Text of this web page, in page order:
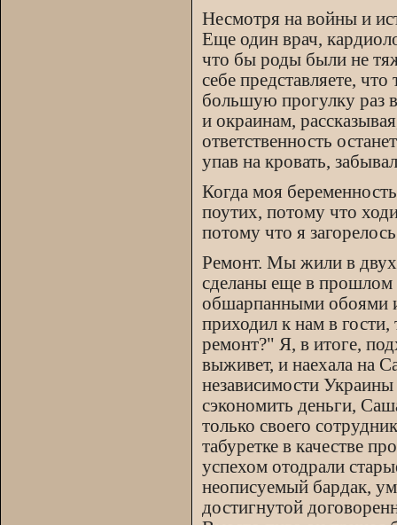
Несмотря на войны и
Еще один врач,
что бы роды были не
себе представляете,
большую прогулку раз
и окраинам,
ответственность
упав на кровать,
Когда моя
поутих, потому что
потому что я
Ремонт. Мы жили в
сделаны еще в прошлом
обшарпанными обоями
приходил к нам в
ремонт?" Я, в итоге,
выживет, и наехала на
независимости
сэкономить деньги,
только своего
табуретке в качестве
успехом отодрали
неописуемый бардак,
достигнутой